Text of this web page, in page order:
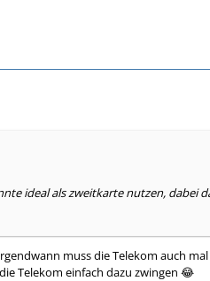
ideal als zweitkarte nutzen, dabei
muss die Telekom auch
Telekom einfach dazu zwingen 😂